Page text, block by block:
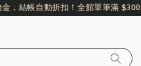
結帳自動折扣！ 全館單筆滿